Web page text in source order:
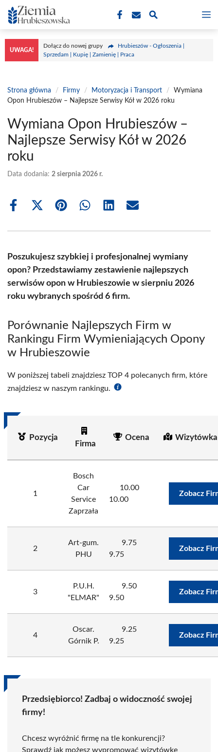
Przejdź
do
treści
UWAGA!
Dołącz do nowej grupy
Hrubieszów - Ogłoszenia |
Sprzedam | Kupię | Zamienię | Praca
Strona główna / Firmy / Motoryzacja i Transport /
Wymiana
Opon Hrubieszów – Najlepsze Serwisy Kół w 2026 roku
Wymiana Opon Hrubieszów –
Najlepsze Serwisy Kół w 2026
roku
Data dodania: 2 sierpnia 2026 r.
Share
Share
(Twitter)
Share Share Share Share
Poszukujesz szybkiej i profesjonalnej wymiany
opon? Przedstawiamy zestawienie najlepszych
serwisów opon w Hrubieszowie w sierpniu 2026
roku wybranych spośród 6 firm.
Porównanie Najlepszych Firm w
Rankingu Firm Wymieniających Opony
w Hrubieszowie
W poniższej tabeli znajdziesz TOP 4 polecanych firm, które
znajdziesz w naszym rankingu.
Pozycja
Firma
Ocena
1
Bosch
Car
Service
Zaprzała
10.00
10.00
Zobacz
2
Art-gum.
PHU
9.75
9.75
Zobacz
3
P.U.H.
"ELMAR"
9.50
9.50
Zobacz
4
Oscar.
Górnik P.
9.25
9.25
Zobacz
Przedsiębiorco! Zadbaj o widoczność swojej
firmy!
Chcesz wyróżnić firmę na tle konkurencji?
Sprawdź jak możesz wypromować wizytówkę